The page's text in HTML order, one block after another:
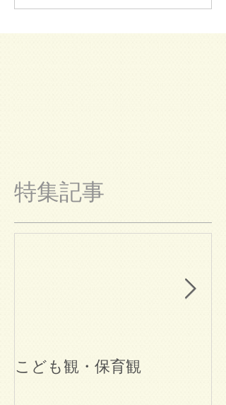
特集記事
こども観・保育観